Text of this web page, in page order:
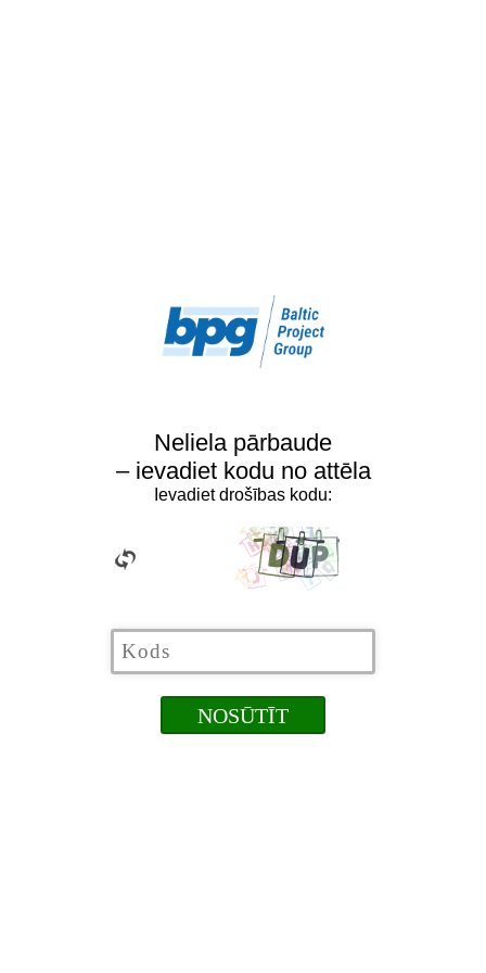
Neliela pārbaude
– ievadiet kodu no attēla
Ievadiet drošības kodu: